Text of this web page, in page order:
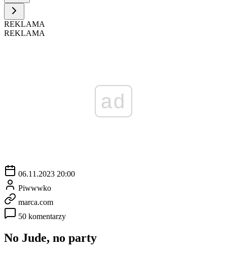
REKLAMA
REKLAMA
ad
06.11.2023 20:00
Piwwwko
marca.com
50 komentarzy
No Jude, no party